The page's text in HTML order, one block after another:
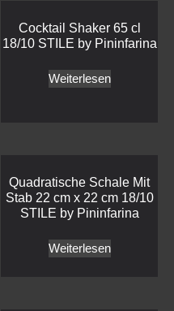
Cocktail Shaker 65 cl
18/10 STILE by Pininfarina
Weiterlesen
Quadratische Schale Mit
Stab 22 cm x 22 cm 18/10
STILE by Pininfarina
Weiterlesen